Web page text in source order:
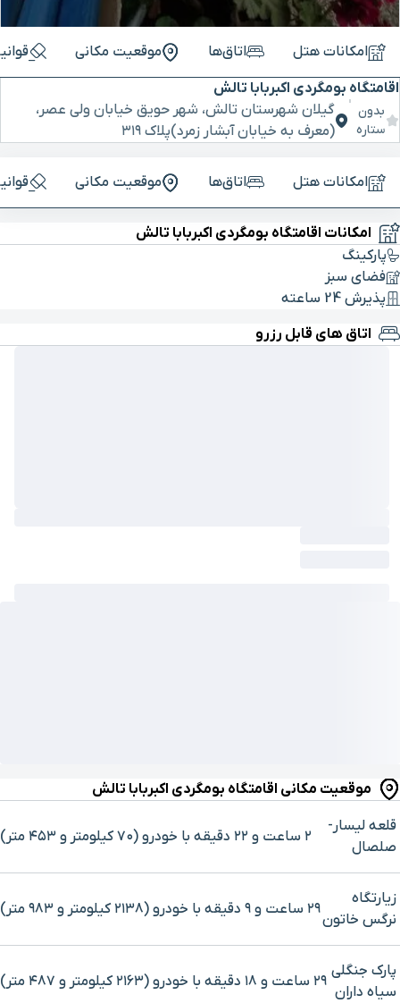
امکانات هتل اتاق‌ها موقعیت مکانی
اقامتگاه بومگردی اکبربابا تالش
بدون
ستاره
گیلان شهرستان تالش، شهر حویق خیابان ولی عصر،
(معرف به خیابان آبشار زمرد)پلاک ۳۱۹
امکانات هتل اتاق‌ها موقعیت مکانی
امکانات اقامتگاه بومگردی اکبربابا تالش
پارکینگ
فضای سبز
پذیرش 24 ساعته
اتاق های قابل رزرو
موقعیت مکانی اقامتگاه بومگردی اکبربابا تالش
قلعه لیسار-
صلصال
۲ ساعت و ۲۲ دقیقه با خودرو (۷۰ کیلومتر و ۴۵۳ متر)
زیارتگاه
نرگس خاتون
۲۹ ساعت و ۹ دقیقه با خودرو (۲۱۳۸ کیلومتر و ۹۸۳ متر)
پارک جنگلی
سیاه داران
۲۹ ساعت و ۱۸ دقیقه با خودرو (۲۱۶۳ کیلومتر و ۴۸۷ متر)